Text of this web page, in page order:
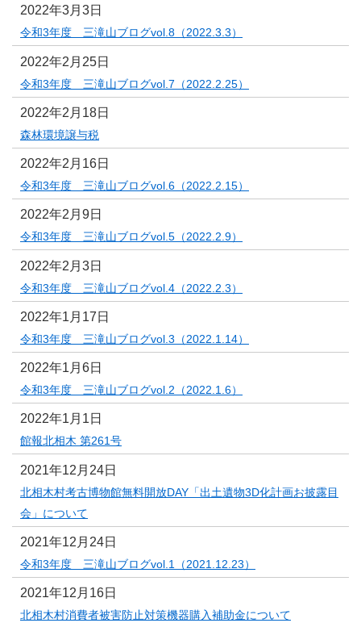
2022年3月3日
令和3年度 三滝山ブログvol.8（2022.3.3）
2022年2月25日
令和3年度 三滝山ブログvol.7（2022.2.25）
2022年2月18日
森林環境譲与税
2022年2月16日
令和3年度 三滝山ブログvol.6（2022.2.15）
2022年2月9日
令和3年度 三滝山ブログvol.5（2022.2.9）
2022年2月3日
令和3年度 三滝山ブログvol.4（2022.2.3）
2022年1月17日
令和3年度 三滝山ブログvol.3（2022.1.14）
2022年1月6日
令和3年度 三滝山ブログvol.2（2022.1.6）
2022年1月1日
館報北相木 第261号
2021年12月24日
北相木村考古博物館無料開放DAY「出土遺物3D化計画お披露目
会」について
2021年12月24日
令和3年度 三滝山ブログvol.1（2021.12.23）
2021年12月16日
北相木村消費者被害防止対策機器購入補助金について